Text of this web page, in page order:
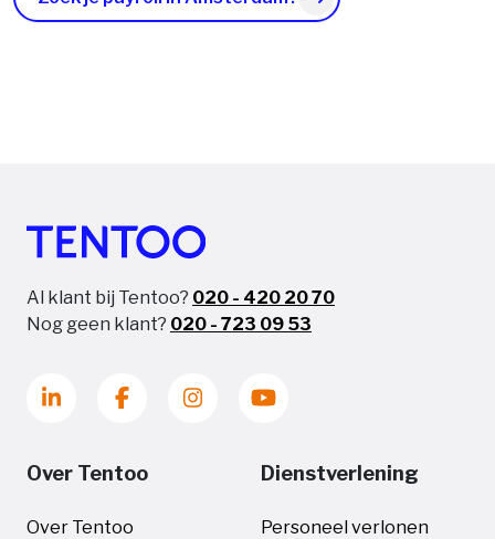
Al klant bij Tentoo? 020 - 420 20 70
Nog geen klant? 020 - 723 09 53
Over Tentoo
Over Tentoo
Dienstverlening
Personeel verlonen